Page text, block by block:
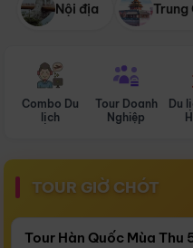
Nội địa Trung
Combo Du
lịch
Tour Doanh
Nghiệp
Du
TOUR GIỜ CHÓT
Còn16 ngày 20:17:28
Tour Hàn Quốc Mùa